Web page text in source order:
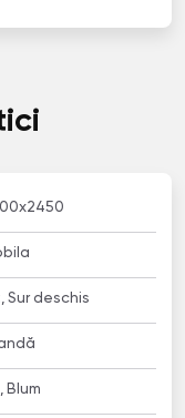
Sur deschis
Blum